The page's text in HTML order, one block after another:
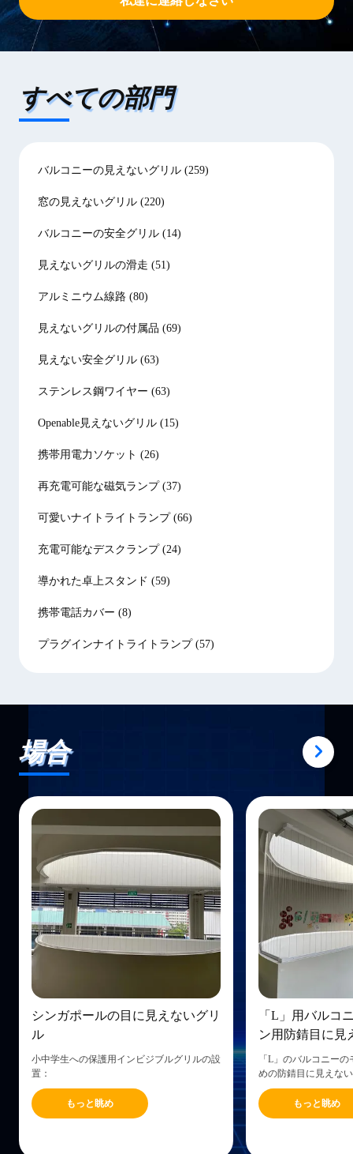
すべての部門
バルコニーの見えないグリル (259)
窓の見えないグリル (220)
バルコニーの安全グリル (14)
見えないグリルの滑走 (51)
アルミニウム線路 (80)
見えないグリルの付属品 (69)
見えない安全グリル (63)
ステンレス鋼ワイヤー (63)
Openable見えないグリル (15)
携帯用電力ソケット (26)
再充電可能な磁気ランプ (37)
可愛いナイトライトランプ (66)
充電可能なデスクランプ (24)
導かれた卓上スタンド (59)
携帯電話カバー (8)
プラグインナイトライトランプ (57)
場合
シンガポールの目に見えないグリ
ル
小中学生への保護用インビジブルグリルの設
置：
もっと眺め
「L」用バルコ
ン用防錆目に見
「L」のバルコニー
めの防錆目に見えな
もっと眺め